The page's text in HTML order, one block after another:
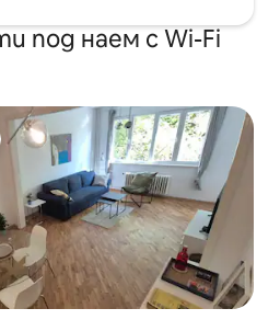
под наем с Wi-Fi
гостите